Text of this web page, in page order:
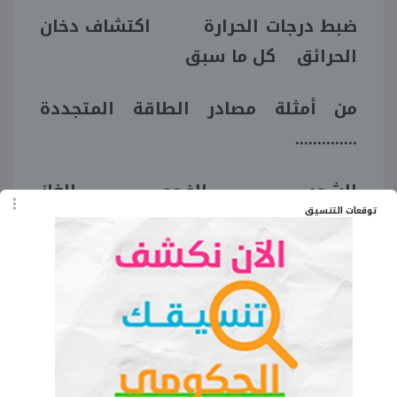
توقعات التنسيق
ضبط درجات الحرارة اكتشاف دخان
الحرائق كل ما سبق
من أمثلة مصادر الطاقة المتجددة
..............
الشمس الفحم الغاز
الطبيعي
من مميزات استخدام أنظمة الري الذكي
تقليل كميات النفايات توفير
الطاقة تقليل هدر المياه